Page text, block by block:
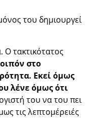
του δημιουργεί
Ο τακτικότατος
στο
Εκεί όμως
λένε όμως ότι
του να του πει
τις λεπτομέρειές